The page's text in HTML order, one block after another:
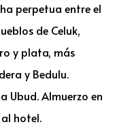
perpetua entre el
de Celuk,
y plata, más
y Bedulu.
Ubud. Almuerzo en
hotel.